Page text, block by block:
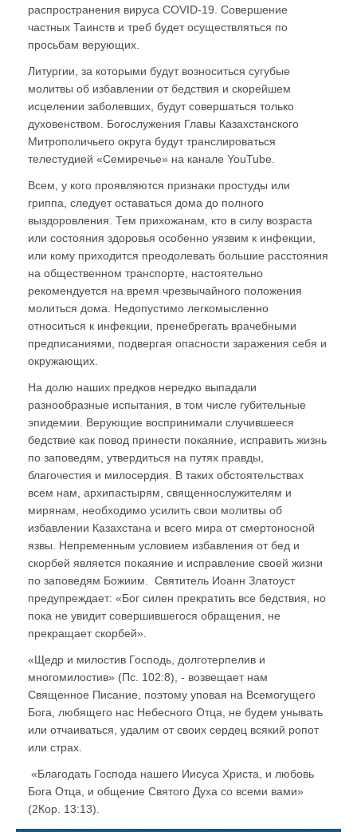
распространения вируса COVID-19. Совершение
частных Таинств и треб будет осуществляться по
просьбам верующих.
Литургии, за которыми будут возноситься сугубые
молитвы об избавлении от бедствия и скорейшем
исцелении заболевших, будут совершаться только
духовенством. Богослужения Главы Казахстанского
Митрополичьего округа будут транслироваться
телестудией «Семиречье» на канале YouTube.
Всем, у кого проявляются признаки простуды или
гриппа, следует оставаться дома до полного
выздоровления. Тем прихожанам, кто в силу возраста
или состояния здоровья особенно уязвим к инфекции,
или кому приходится преодолевать большие расстояния
на общественном транспорте, настоятельно
рекомендуется на время чрезвычайного положения
молиться дома. Недопустимо легкомысленно
относиться к инфекции, пренебрегать врачебными
предписаниями, подвергая опасности заражения себя и
окружающих.
На долю наших предков нередко выпадали
разнообразные испытания, в том числе губительные
эпидемии. Верующие воспринимали случившееся
бедствие как повод принести покаяние, исправить жизнь
по заповедям, утвердиться на путях правды,
благочестия и милосердия. В таких обстоятельствах
всем нам, архипастырям, священнослужителям и
мирянам, необходимо усилить свои молитвы об
избавлении Казахстана и всего мира от смертоносной
язвы. Непременным условием избавления от бед и
скорбей является покаяние и исправление своей жизни
по заповедям Божиим. Святитель Иоанн Златоуст
предупреждает: «Бог силен прекратить все бедствия, но
пока не увидит совершившегося обращения, не
прекращает скорбей».
«Щедр и милостив Господь, долготерпелив и
многомилостив» (Пс. 102:8), - возвещает нам
Священное Писание, поэтому уповая на Всемогущего
Бога, любящего нас Небесного Отца, не будем унывать
или отчаиваться, удалим от своих сердец всякий ропот
или страх.
«Благодать Господа нашего Иисуса Христа, и любовь
Бога Отца, и общение Святого Духа со всеми вами»
(2Кор. 13:13).